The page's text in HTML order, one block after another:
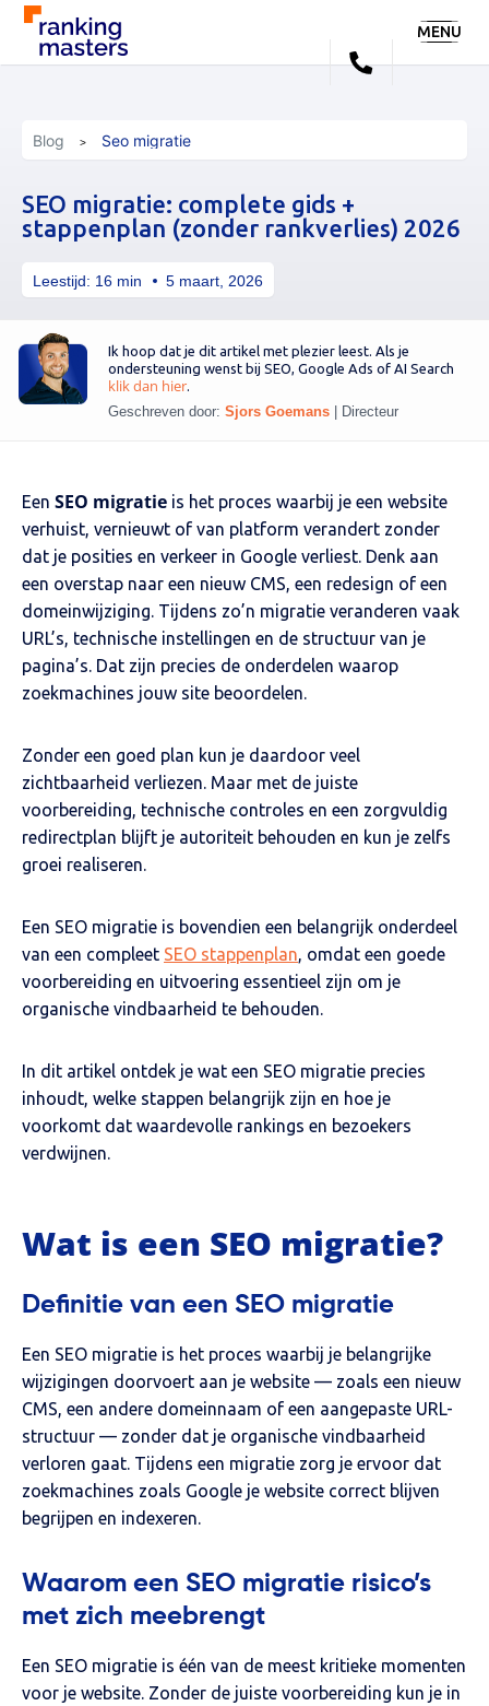
MENU
Blog Seo migratie
Leestijd: 16 min 5 maart, 2026
SEO migratie: complete gids +
stappenplan (zonder rankverlies) 2026
Ik hoop dat je dit artikel met plezier leest. Als je
ondersteuning wenst bij SEO, Google Ads of AI Search
klik dan hier
Geschreven door: Sjors Goemans | Directeur
Een SEO migratie is het proces waarbij je een website
verhuist, vernieuwt of van platform verandert zonder
dat je posities en verkeer in Google verliest. Denk aan
een overstap naar een nieuw CMS, een redesign of een
domeinwijziging. Tijdens zo’n migratie veranderen vaak
URL’s, technische instellingen en de structuur van je
pagina’s. Dat zijn precies de onderdelen waarop
zoekmachines jouw site beoordelen.
Zonder een goed plan kun je daardoor veel
zichtbaarheid verliezen. Maar met de juiste
voorbereiding, technische controles en een zorgvuldig
redirectplan blijft je autoriteit behouden en kun je zelfs
groei realiseren.
Een SEO migratie is bovendien een belangrijk onderdeel
van een compleet SEO stappenplan, omdat een goede
voorbereiding en uitvoering essentieel zijn om je
organische vindbaarheid te behouden.
In dit artikel ontdek je wat een SEO migratie precies
inhoudt, welke stappen belangrijk zijn en hoe je
voorkomt dat waardevolle rankings en bezoekers
verdwijnen.
Wat is een SEO migratie?
Definitie van een SEO migratie
Een SEO migratie is het proces waarbij je belangrijke
wijzigingen doorvoert aan je website — zoals een nieuw
CMS, een andere domeinnaam of een aangepaste URL-
structuur — zonder dat je organische vindbaarheid
verloren gaat. Tijdens een migratie zorg je ervoor dat
zoekmachines zoals Google je website correct blijven
begrijpen en indexeren.
Waarom een SEO migratie risico’s
met zich meebrengt
Een SEO migratie is één van de meest kritieke momenten
voor je website. Zonder de juiste voorbereiding kun je in